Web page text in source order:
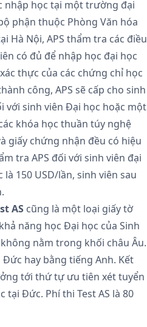
nhập học tại một trường đại
phận thuộc Phòng Văn hóa
Hà Nội, APS thẩm tra các điều
có đủ để nhập học đại học
thực của các chứng chỉ học
công, APS sẽ cấp cho sinh
với sinh viên Đại học hoặc một
khóa học thuần túy nghệ
giấy chứng nhận đều có hiệu
tra APS đối với sinh viên đại
150 USD/lần, sinh viên sau
AS cũng là một loại giấy tờ
năng học Đại học của Sinh
nằm trong khối châu Âu.
Đức hay bằng tiếng Anh. Kết
tới thứ tự ưu tiên xét tuyển
tại Đức. Phí thi Test AS là 80